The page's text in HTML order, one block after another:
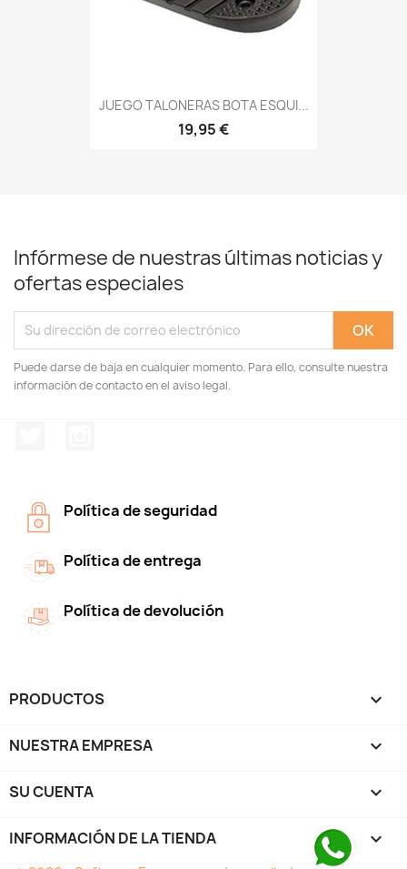
JUEGO TALONERAS BOTA ESQUI...
19,95 €
Infórmese de nuestras últimas noticias y
ofertas especiales
Puede darse de baja en cualquier momento. Para ello, consulte nuestra
información de contacto en el aviso legal.
Política de seguridad
Política de entrega
Política de devolución
PRODUCTOS 
NUESTRA EMPRESA 
SU CUENTA 
INFORMACIÓN DE LA TIENDA keyboard_arrow_down